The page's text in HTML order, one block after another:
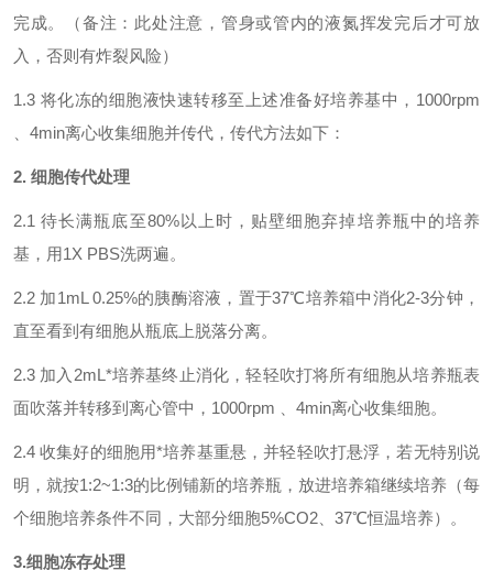
完成。（备注：此处注意，管身或管内的液氮挥发完后才可放
入，否则有炸裂风险）
1.3 将化冻的细胞液快速转移至上述准备好培养基中，1000rpm
、4min离心收集细胞并传代，传代方法如下：
2. 细胞传代处理
2.1 待长满瓶底至80%以上时，贴壁细胞弃掉培养瓶中的培养
基，用1X PBS洗两遍。
2.2 加1mL 0.25%的胰酶溶液，置于37℃培养箱中消化2-3分钟，
直至看到有细胞从瓶底上脱落分离。
2.3 加入2mL*培养基终止消化，轻轻吹打将所有细胞从培养瓶表
面吹落并转移到离心管中，1000rpm 、4min离心收集细胞。
2.4 收集好的细胞用*培养基重悬，并轻轻吹打悬浮，若无特别说
明，就按1:2~1:3的比例铺新的培养瓶，放进培养箱继续培养（每
个细胞培养条件不同，大部分细胞5%CO2、37℃恒温培养）。
3.细胞冻存处理